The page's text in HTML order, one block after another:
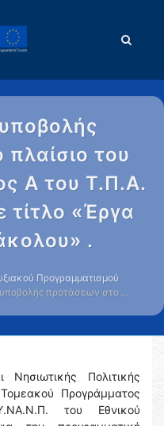
του
Α του Τ.Π.Α.
«Έργα
.
Προγραμματισμού
προτάσεων στο …
Πολιτικής
Προγράμματος
του Εθνικού